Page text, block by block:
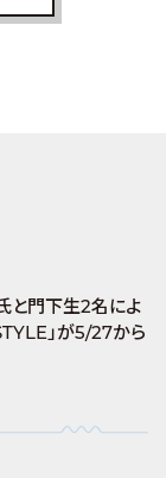
と門下生2名によ
」が5/27から